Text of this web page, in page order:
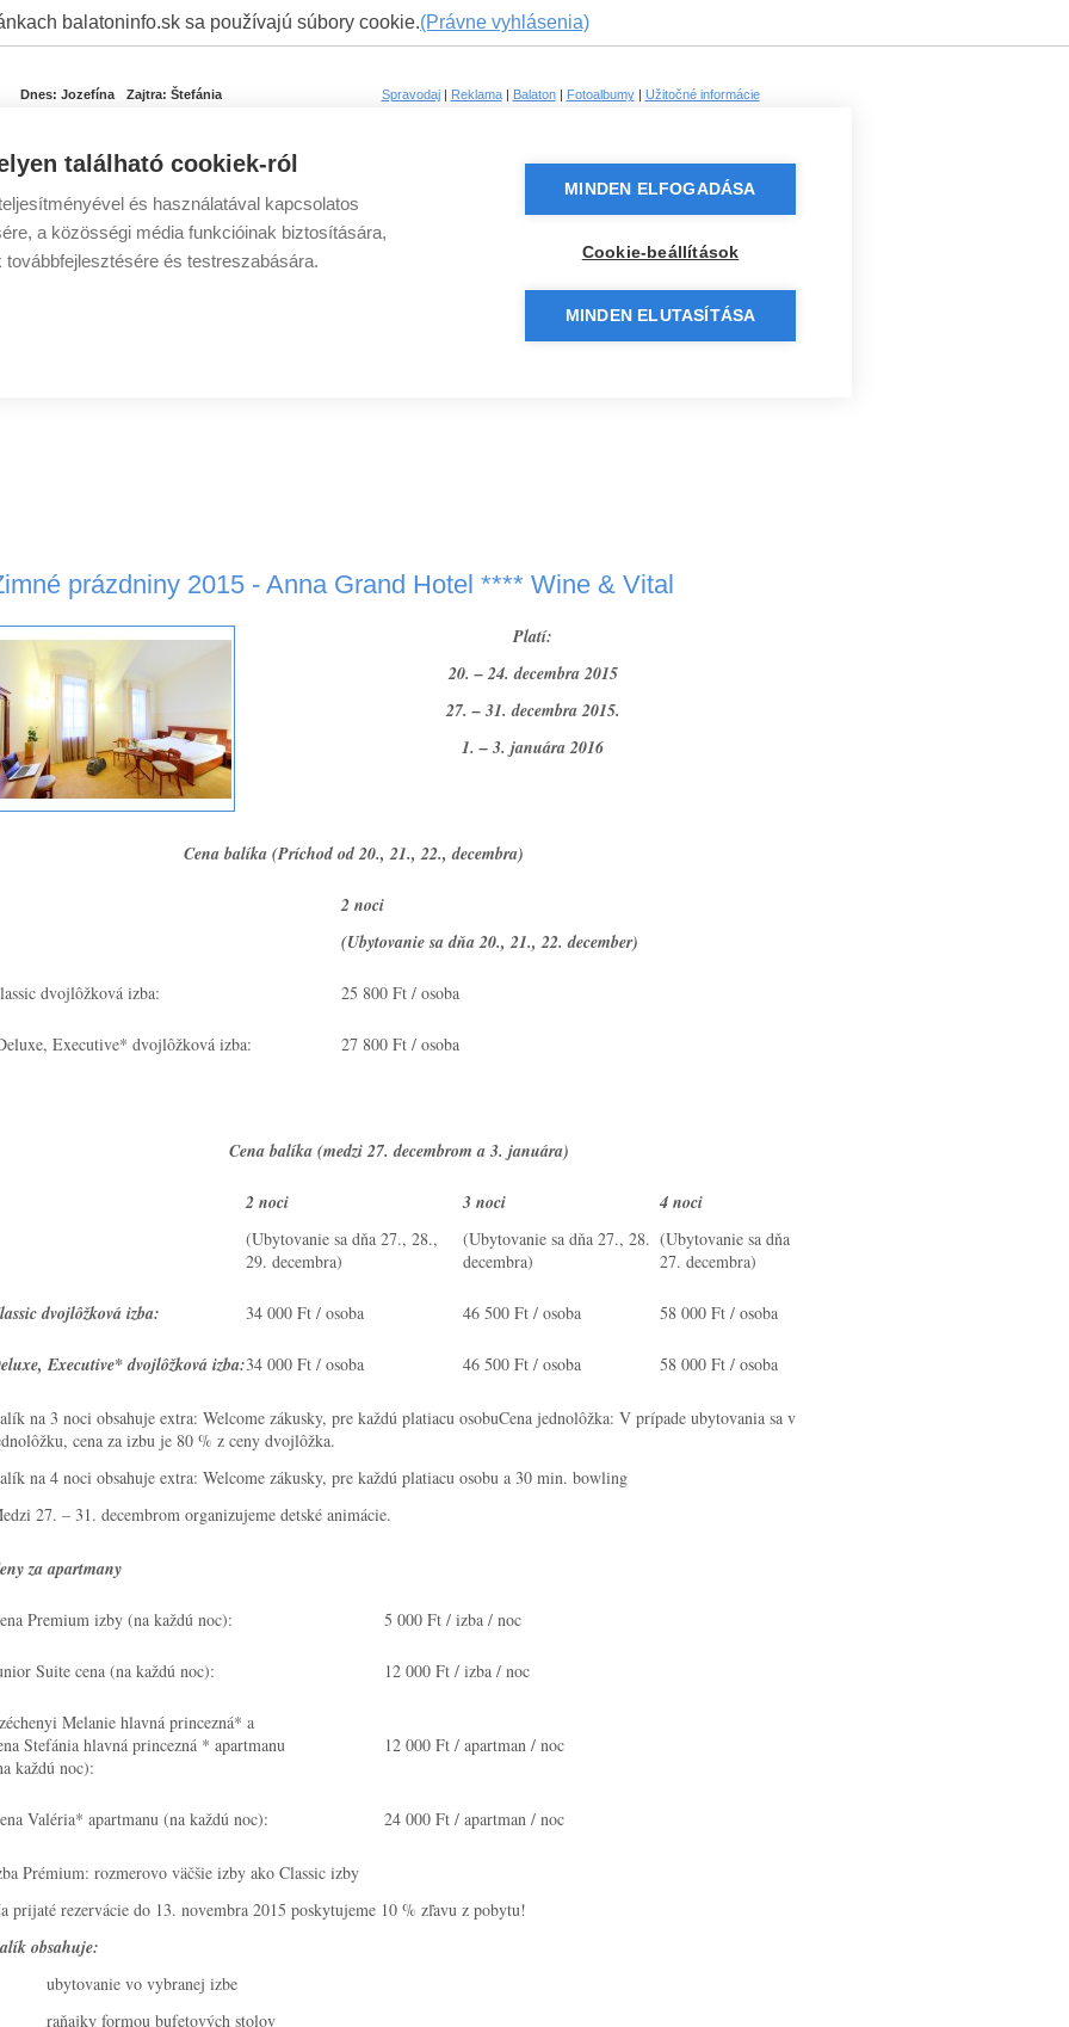
balatoninfo.sk sa používajú súbory cookie.(Právne vyhlásenia)
Dnes: Jozefína Zajtra: Štefánia Spravodaj| Reklama| Balaton| Fotoalbumy| Užitočné informácie
prázdniny 2015 - Anna Grand Hotel **** Wine & Vital
Platí:
20. – 24. decembra 2015
27. – 31. decembra 2015.
1. – 3. januára 2016
Cena balíka (Príchod od 20., 21., 22., decembra)
2 noci
(Ubytovanie sa dňa 20., 21., 22. december)
dvojlôžková izba: 25 800 Ft / osoba
Executive* dvojlôžková izba: 27 800 Ft / osoba
Cena balíka (medzi 27. decembrom a 3. januára)
2 noci
(Ubytovanie sa dňa 27., 28.,
29. decembra)
3 noci
(Ubytovanie sa dňa 27., 28.
decembra)
4 noci
(Ubytovanie sa dňa
27. decembra)
dvojlôžková izba: 34 000 Ft / osoba 46 500 Ft / osoba 58 000 Ft / osoba
Executive* dvojlôžková izba:34 000 Ft / osoba 46 500 Ft / osoba 58 000 Ft / osoba
na 3 noci obsahuje extra: Welcome zákusky, pre každú platiacu osobuCena jednolôžka: V prípade ubytovania sa v
cena za izbu je 80 % z ceny dvojlôžka.
na 4 noci obsahuje extra: Welcome zákusky, pre každú platiacu osobu a 30 min. bowling
27. – 31. decembrom organizujeme detské animácie.
za apartmany
Premium izby (na každú noc): 5 000 Ft / izba / noc
Suite cena (na každú noc): 12 000 Ft / izba / noc
Melanie hlavná princezná* a
Stefánia hlavná princezná * apartmanu
každú noc):
12 000 Ft / apartman / noc
Valéria* apartmanu (na každú noc): 24 000 Ft / apartman / noc
Prémium: rozmerovo väčšie izby ako Classic izby
prijaté rezervácie do 13. novembra 2015 poskytujeme 10 % zľavu z pobytu!
obsahuje:
ubytovanie vo vybranej izbe
raňajky formou bufetových stolov
található cookiek-ról
és használatával kapcsolatos
a közösségi média funkcióinak biztosítására,
és testreszabására.
MINDEN ELFOGADÁSA
Cookie-beállítások
MINDEN ELUTASÍTÁSA